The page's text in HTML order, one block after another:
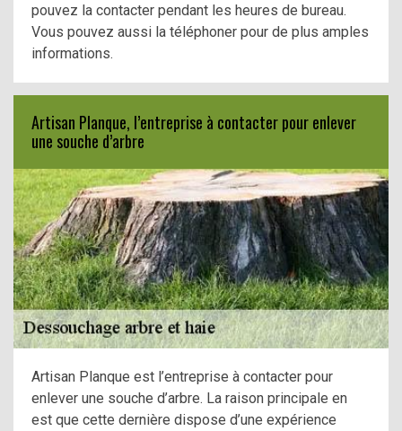
pouvez la contacter pendant les heures de bureau.
Vous pouvez aussi la téléphoner pour de plus amples
informations.
Artisan Planque, l’entreprise à contacter pour enlever
une souche d’arbre
Artisan Planque est l’entreprise à contacter pour
enlever une souche d’arbre. La raison principale en
est que cette dernière dispose d’une expérience